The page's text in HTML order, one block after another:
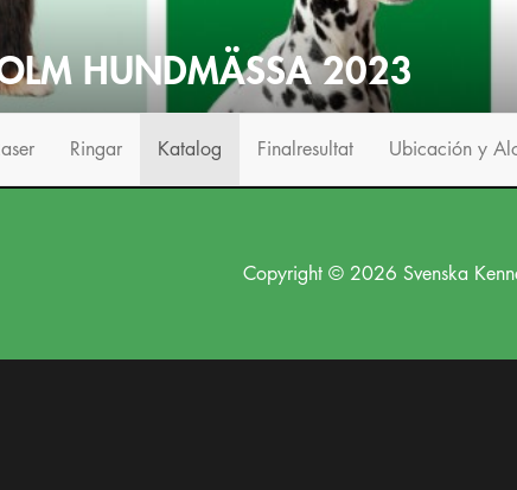
HUNDMÄSSA 2023
Ringar Katalog Finalresultat Ubicación y
Copyright © 2026 Svenska